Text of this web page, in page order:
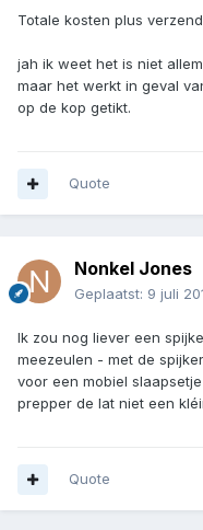
Totale kosten plus
jah ik weet het is niet
maar het werkt in geval
op de kop getikt.
Quote
Nonkel Jones
Geplaatst: 9 juli
Ik zou nog liever een
meezeulen - met de
voor een mobiel
prepper de lat niet een
Quote